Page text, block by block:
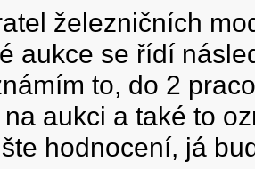
železničních
aukce se řídí
to, do 2
aukci a také to
hodnocení, já